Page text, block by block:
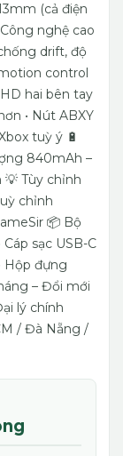
(cả điện
nghệ cao
drift, độ
control
hai bên tay
• Nút ABXY
tuỳ ý 🔋
840mAh –
💡 Tùy chỉnh
chỉnh
📦 Bộ
Cáp sạc USB-C
Hộp đựng
– Đổi mới
lý chính
/ Đà Nẵng /